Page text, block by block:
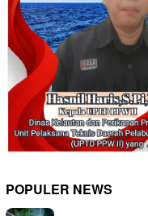
POPULER NEWS